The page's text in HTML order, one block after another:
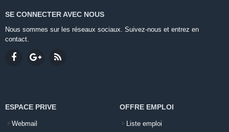
SE CONNECTER AVEC NOUS
Nous sommes sur les réseaux sociaux. Suivez-nous et entrez en
contact.
ESPACE PRIVE
Webmail
OFFRE EMPLOI
Liste emploi